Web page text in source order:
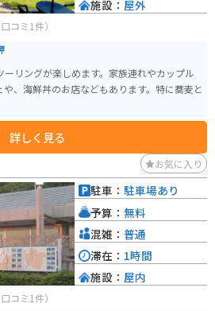
口コミ1件）
リングが楽しめます。家族連れやカップル
、海鮮丼のお店などもあります。特に蕎麦と
詳しく見る
施設： 屋外
お気に入り
口コミ1件）
駐車： 駐車場あり
予算： 無料
混雑： 普通
滞在： 1時間
施設： 屋内